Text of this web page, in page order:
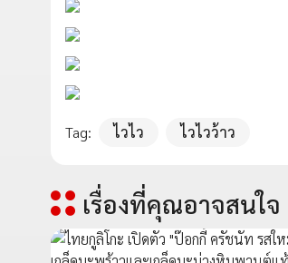
Tag: ไวไว ไวไวว้าว
เรื่องที่คุณอาจสนใจ